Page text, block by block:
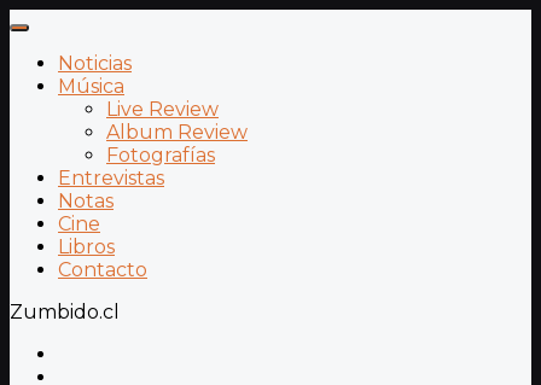
Noticias
Música
Live Review
Album Review
Fotografías
Entrevistas
Notas
Cine
Libros
Contacto
Zumbido.cl